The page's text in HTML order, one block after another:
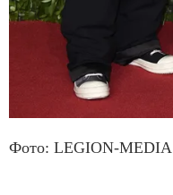
Фото: LEGION-MEDIA